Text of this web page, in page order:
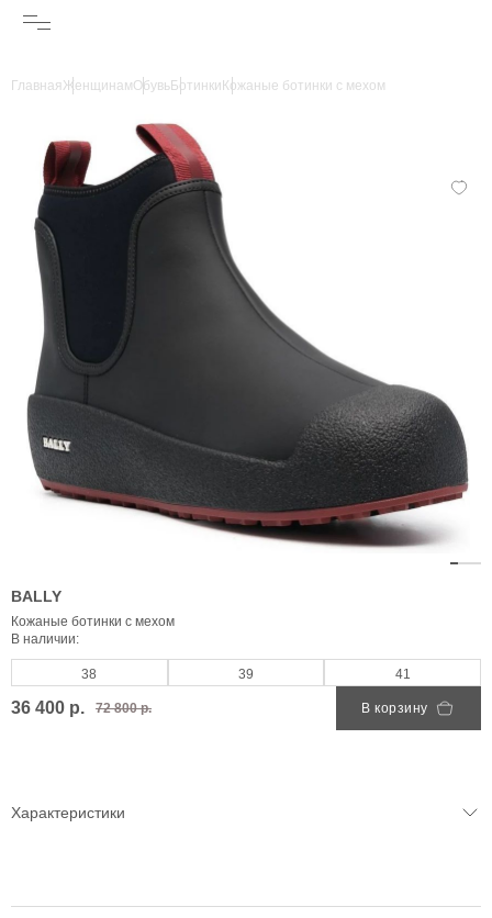
ГлавнаяЖенщинамОбувьБотинки Кожаные ботинки с мехом
BALLY
Кожаные ботинки с мехом
В наличии:
38 39 41
36 400 р. 72 800 р. В корзину
Характеристики